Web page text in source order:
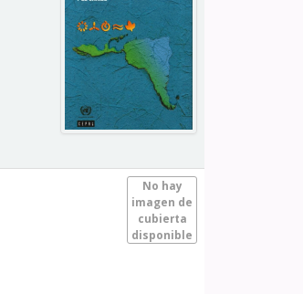
No hay
imagen de
cubierta
disponible